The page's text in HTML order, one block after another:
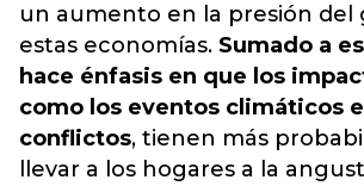
un aumento en la presión del
estas economías. Sumado a
hace énfasis en que los
como los eventos climáticos
conflictos, tienen más
llevar a los hogares a la